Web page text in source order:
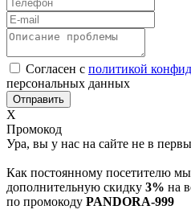
Согласен с политикой
персональных данных
Х
Промокод
Ура, вы у нас на сайте не в
Как постоянному посетителю мы
дополнительную скидку 3% на
по промокоду PANDORA-999